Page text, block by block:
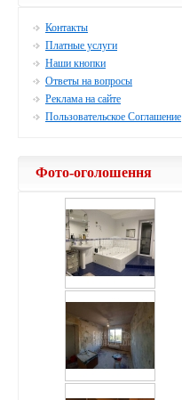
Контакты
Платные услуги
Наши кнопки
Ответы на вопросы
Реклама на сайте
Пользовательское Соглашение
Фото-оголошення